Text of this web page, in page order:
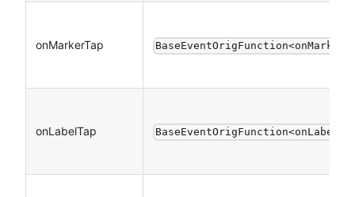
onMarkerTap
onLabelTap